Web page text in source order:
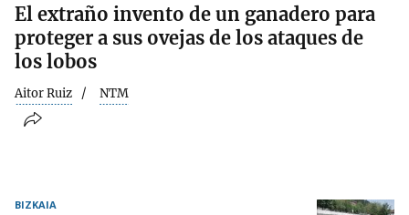
El extraño invento de un ganadero para
proteger a sus ovejas de los ataques de
los lobos
Aitor Ruiz NTM
BIZKAIA